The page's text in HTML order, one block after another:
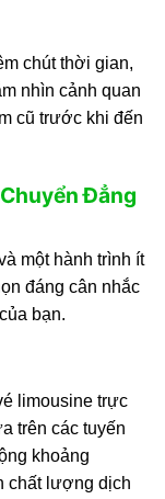
chút thời gian,
nhìn cảnh quan
cũ trước khi đến
Đẳng
một hành trình ít
đáng cân nhắc
của bạn.
limousine trực
trên các tuyến
khoảng
chất lượng dịch